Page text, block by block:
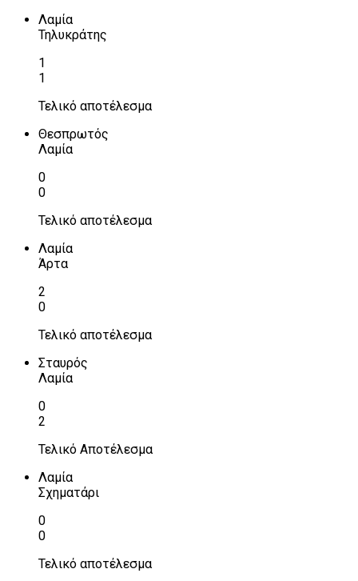
Λαμία
Τηλυκράτης
1
1
Τελικό αποτέλεσμα
Θεσπρωτός
Λαμία
0
0
Τελικό αποτέλεσμα
Λαμία
Άρτα
2
0
Τελικό αποτέλεσμα
Σταυρός
Λαμία
0
2
Τελικό Αποτέλεσμα
Λαμία
Σχηματάρι
0
0
Τελικό αποτέλεσμα